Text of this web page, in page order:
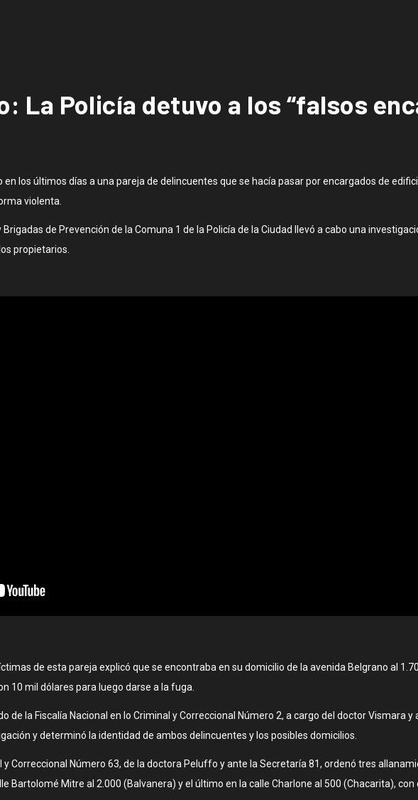
La Policía detuvo a los “falsos
en los últimos días a una pareja de delincuentes que se hacía pasar por encargados de
violenta.
de Prevención de la Comuna 1 de la Policía de la Ciudad llevó a cabo una
propietarios.
de esta pareja explicó que se encontraba en su domicilio de la avenida Belgrano al
10 mil dólares para luego darse a la fuga.
de la Fiscalía Nacional en lo Criminal y Correccional Número 2, a cargo del doctor Vismara
y determinó la identidad de ambos delincuentes y los posibles domicilios.
y Correccional Número 63, de la doctora Peluffo y ante la Secretaría 81, ordenó tres
Bartolomé Mitre al 2.000 (Balvanera) y el último en la calle Charlone al 500 (Chacarita),